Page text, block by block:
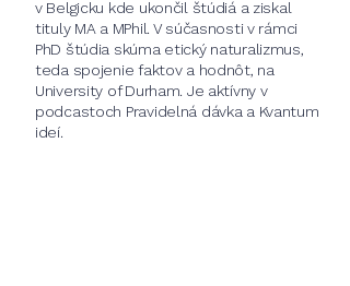
v Belgicku kde ukončil štúdiá a ziskal
tituly MA a MPhil. V súčasnosti v rámci
PhD štúdia skúma etický naturalizmus,
teda spojenie faktov a hodnôt, na
University of Durham. Je aktívny v
podcastoch Pravidelná dávka a Kvantum
ideí.